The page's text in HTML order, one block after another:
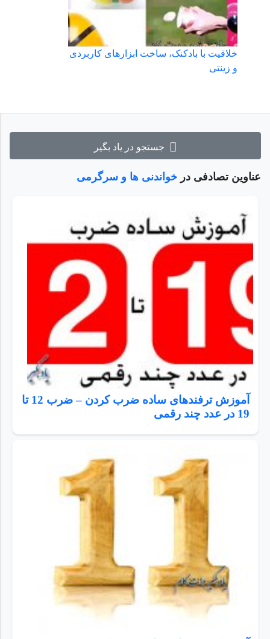
جستجو در یاد بگیر
عناوین تصادفی در خواندنی ها و سرگرمی
آموزش ترفندهای ساده ضرب کردن – ضرب 12 تا
19 در عدد چند رقمی
خلاقیت با بادکنک، ساخت ابزارهای کاربردی
و زینتی